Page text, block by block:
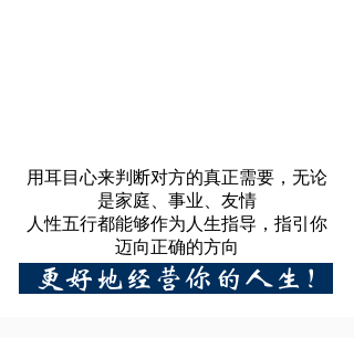
用耳目心来判断对方的真正需要，无论
是家庭、事业、友情
人性五行都能够作为人生指导，指引你
迈向正确的方向
更好地经营你的人生！